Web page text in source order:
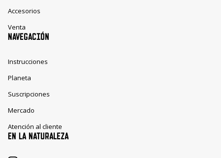
Accesorios
Venta
NAVEGACIÓN
Instrucciones
Planeta
Suscripciones
Mercado
Atención al cliente
EN LA NATURALEZA